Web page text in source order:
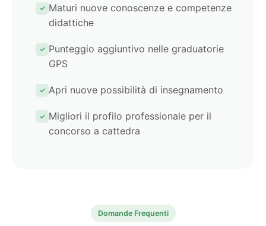
Maturi nuove conoscenze e competenze
didattiche
Punteggio aggiuntivo nelle graduatorie
GPS
Apri nuove possibilità di insegnamento
Migliori il profilo professionale per il
concorso a cattedra
Domande Frequenti